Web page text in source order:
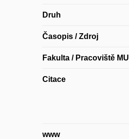
Druh
Časopis / Zdroj
Fakulta / Pracoviště MU
Citace
www